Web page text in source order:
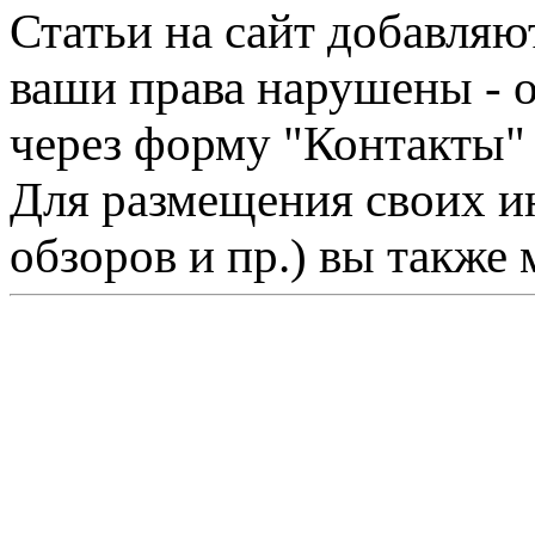
Статьи на сайт
ваши права нарушены -
через форму "Контакты"
Для размещения своих
обзоров и пр.) вы также